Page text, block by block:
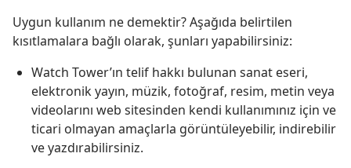
Uygun kullanım ne demektir? Aşağıda belirtilen
kısıtlamalara bağlı olarak, şunları yapabilirsiniz:
Watch Tower’ın telif hakkı bulunan sanat eseri,
elektronik yayın, müzik, fotoğraf, resim, metin veya
videolarını web sitesinden kendi kullanımınız için ve
ticari olmayan amaçlarla görüntüleyebilir, indirebilir
ve yazdırabilirsiniz.